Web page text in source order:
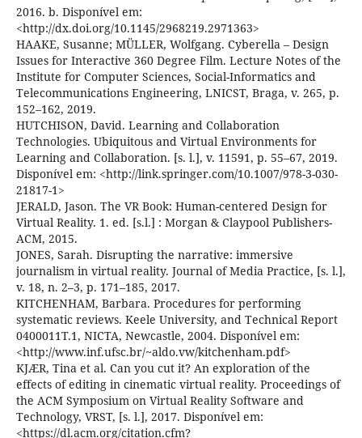
2016. b. Disponível em:
<http://dx.doi.org/10.1145/2968219.2971363>
HAAKE, Susanne; MÜLLER, Wolfgang. Cyberella – Design
Issues for Interactive 360 Degree Film. Lecture Notes of the
Institute for Computer Sciences, Social-Informatics and
Telecommunications Engineering, LNICST, Braga, v. 265, p.
152–162, 2019.
HUTCHISON, David. Learning and Collaboration
Technologies. Ubiquitous and Virtual Environments for
Learning and Collaboration. [s. l.], v. 11591, p. 55–67, 2019.
Disponível em: <http://link.springer.com/10.1007/978-3-030-
21817-1>
JERALD, Jason. The VR Book: Human-centered Design for
Virtual Reality. 1. ed. [s.l.] : Morgan & Claypool Publishers-
ACM, 2015.
JONES, Sarah. Disrupting the narrative: immersive
journalism in virtual reality. Journal of Media Practice, [s. l.],
v. 18, n. 2–3, p. 171–185, 2017.
KITCHENHAM, Barbara. Procedures for performing
systematic reviews. Keele University, and Technical Report
0400011T.1, NICTA, Newcastle, 2004. Disponível em:
<http://www.inf.ufsc.br/~aldo.vw/kitchenham.pdf>
KJÆR, Tina et al. Can you cut it? An exploration of the
effects of editing in cinematic virtual reality. Proceedings of
the ACM Symposium on Virtual Reality Software and
Technology, VRST, [s. l.], 2017. Disponível em:
<https://dl.acm.org/citation.cfm?